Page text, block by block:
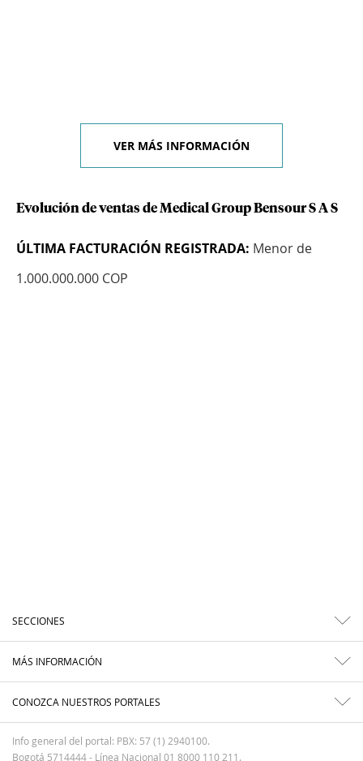
VER MÁS INFORMACIÓN
Evolución de ventas de Medical Group Bensour S A S
ÚLTIMA FACTURACIÓN REGISTRADA: Menor de
1.000.000.000 COP
SECCIONES
MÁS INFORMACIÓN
CONOZCA NUESTROS PORTALES
Info general del portal: PBX: 57 (1) 2940100.
Bogotá 5714444 - Línea Nacional 01 8000 110 211.